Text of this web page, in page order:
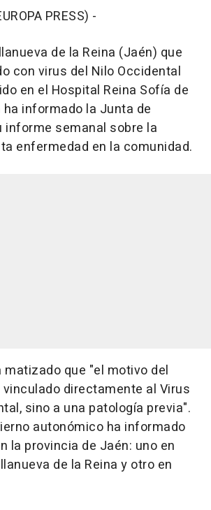
PRESS) -
de la Reina (Jaén) que
con virus del Nilo Occidental
en el Hospital Reina Sofía de
ha informado la Junta de
informe semanal sobre la
enfermedad en la comunidad.
matizado que "el motivo del
directamente al Virus
sino a una patología previa".
autonómico ha informado
la provincia de Jaén: uno en
de la Reina y otro en